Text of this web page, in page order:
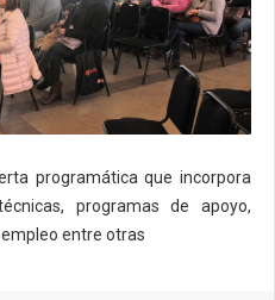
programática que incorpora
programas de apoyo,
entre otras